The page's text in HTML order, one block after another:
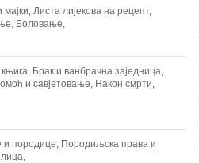
, Листа лијекова на рецепт,
, Боловање,
, Брак и ванбрачна заједница,
и савјетовање, Након смрти,
и породице, Породиљска права и
,